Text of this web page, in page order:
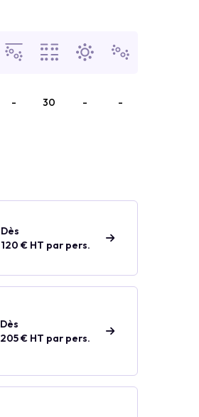
- 30 - -
Dès
120 € HT par pers.
Dès
205 € HT par pers.